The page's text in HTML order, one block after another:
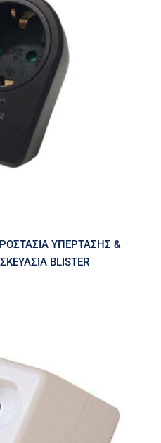
ΣΟΥΚΟ ΜΕ
&
ΕΠΑΦΩΝ ΣΕ
BLISTER
ΥΠΕΡΤΑΣΗΣ &
BLISTER